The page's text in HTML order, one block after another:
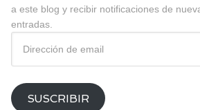
a este blog y recibir notificaciones de
entradas.
email
SUSCRIBIR